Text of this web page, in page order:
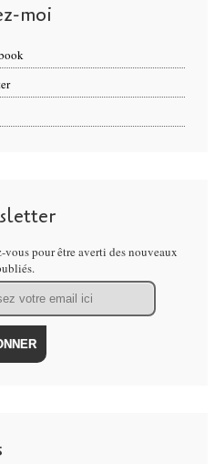
moi
vous pour être averti des nouveaux